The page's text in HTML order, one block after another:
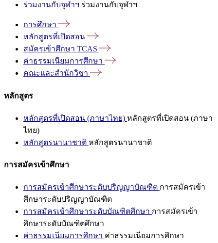
ร่วมงานกับจุฬาฯ ร่วมงานกับจุฬาฯ
การศึกษา
หลักสูตรที่เปิดสอน
สมัครเข้าศึกษา TCAS
ค่าธรรมเนียมการศึกษา
คณะและสำนักวิชา
หลักสูตร
หลักสูตรที่เปิดสอน (ภาษาไทย) หลักสูตรที่เปิดสอน (ภาษา
ไทย)
หลักสูตรนานาชาติ หลักสูตรนานาชาติ
การสมัครเข้าศึกษา
การสมัครเข้าศึกษาระดับปริญญาบัณฑิต การสมัครเข้า
ศึกษาระดับปริญญาบัณฑิต
การสมัครเข้าศึกษาระดับบัณฑิตศึกษา การสมัครเข้า
ศึกษาระดับบัณฑิตศึกษา
ค่าธรรมเนียมการศึกษา ค่าธรรมเนียมการศึกษา